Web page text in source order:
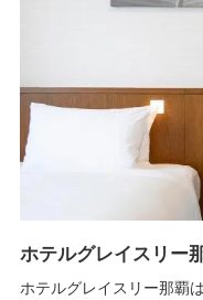
ホテルグレイスリー
ホテルグレイスリー那覇